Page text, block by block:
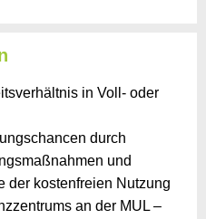
in Voll- oder
durch
und
der kostenfreien Nutzung
an der MUL –